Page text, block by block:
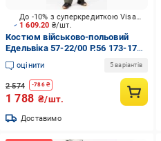
1 609.20 ₴/шт.
До -10% з суперкредиткою Visa Вигода
Костюм військово-польовий
Едельвіка 57-22/00 Р.56 173-179
см р.XL
оцінити 5 варіантів
2 574 -786₴
1 788 ₴/шт.
Доставимо